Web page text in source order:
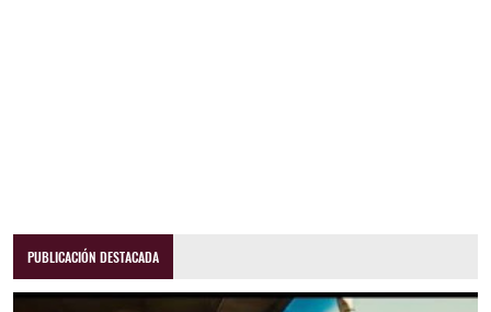
PUBLICACIÓN DESTACADA